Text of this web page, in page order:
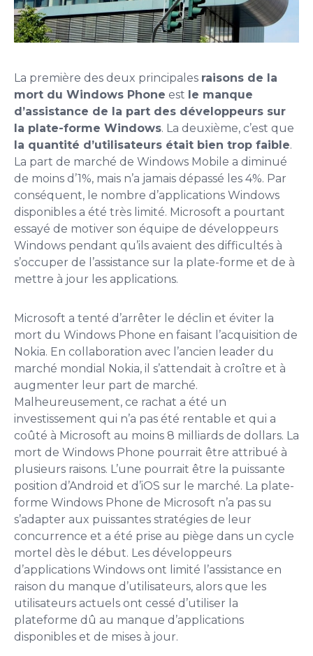
La première des deux principales raisons de la
mort du Windows Phone est le manque
d’assistance de la part des développeurs sur
la plate-forme Windows. La deuxième, c’est que
la quantité d’utilisateurs était bien trop faible.
La part de marché de Windows Mobile a diminué
de moins d’1%, mais n’a jamais dépassé les 4%. Par
conséquent, le nombre d’applications Windows
disponibles a été très limité. Microsoft a pourtant
essayé de motiver son équipe de développeurs
Windows pendant qu’ils avaient des difficultés à
s’occuper de l’assistance sur la plate-forme et de à
mettre à jour les applications.
Microsoft a tenté d’arrêter le déclin et éviter la
mort du Windows Phone en faisant l’acquisition de
Nokia. En collaboration avec l’ancien leader du
marché mondial Nokia, il s’attendait à croître et à
augmenter leur part de marché.
Malheureusement, ce rachat a été un
investissement qui n’a pas été rentable et qui a
coûté à Microsoft au moins 8 milliards de dollars. La
mort de Windows Phone pourrait être attribué à
plusieurs raisons. L’une pourrait être la puissante
position d’Android et d’iOS sur le marché. La plate-
forme Windows Phone de Microsoft n’a pas su
s’adapter aux puissantes stratégies de leur
concurrence et a été prise au piège dans un cycle
mortel dès le début. Les développeurs
d’applications Windows ont limité l’assistance en
raison du manque d’utilisateurs, alors que les
utilisateurs actuels ont cessé d’utiliser la
plateforme dû au manque d’applications
disponibles et de mises à jour.